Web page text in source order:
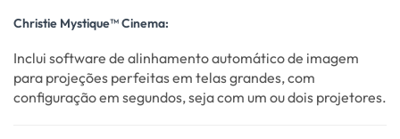
Christie Mystique™ Cinema:
Inclui software de alinhamento automático de imagem
para projeções perfeitas em telas grandes, com
configuração em segundos, seja com um ou dois projetores.